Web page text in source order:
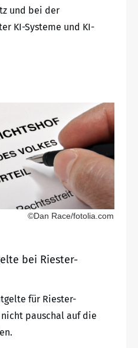
und bei der
KI-Systeme und KI-
©Dan Race/fotolia.com
bei Riester-
für Riester-
pauschal auf die